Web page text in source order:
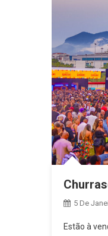
5 De
Estão à